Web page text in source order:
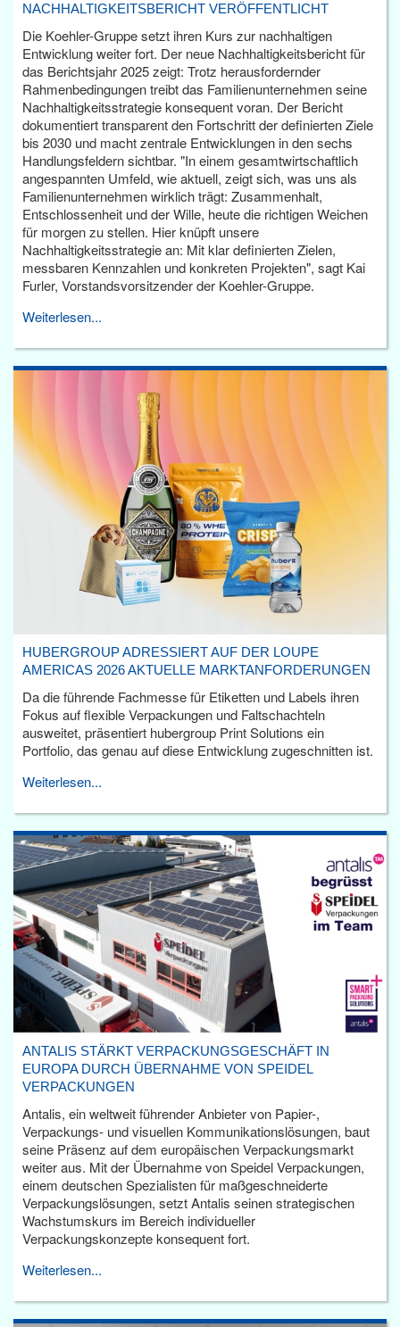
NACHHALTIGKEITSBERICHT VERÖFFENTLICHT
Die Koehler-Gruppe setzt ihren Kurs zur nachhaltigen
Entwicklung weiter fort. Der neue Nachhaltigkeitsbericht für
das Berichtsjahr 2025 zeigt: Trotz herausfordernder
Rahmenbedingungen treibt das Familienunternehmen seine
Nachhaltigkeitsstrategie konsequent voran. Der Bericht
dokumentiert transparent den Fortschritt der definierten Ziele
bis 2030 und macht zentrale Entwicklungen in den sechs
Handlungsfeldern sichtbar. "In einem gesamtwirtschaftlich
angespannten Umfeld, wie aktuell, zeigt sich, was uns als
Familienunternehmen wirklich trägt: Zusammenhalt,
Entschlossenheit und der Wille, heute die richtigen Weichen
für morgen zu stellen. Hier knüpft unsere
Nachhaltigkeitsstrategie an: Mit klar definierten Zielen,
messbaren Kennzahlen und konkreten Projekten", sagt Kai
Furler, Vorstandsvorsitzender der Koehler-Gruppe.
Weiterlesen...
HUBERGROUP ADRESSIERT AUF DER LOUPE
AMERICAS 2026 AKTUELLE MARKTANFORDERUNGEN
Da die führende Fachmesse für Etiketten und Labels ihren
Fokus auf flexible Verpackungen und Faltschachteln
ausweitet, präsentiert hubergroup Print Solutions ein
Portfolio, das genau auf diese Entwicklung zugeschnitten ist.
Weiterlesen...
ANTALIS STÄRKT VERPACKUNGSGESCHÄFT IN
EUROPA DURCH ÜBERNAHME VON SPEIDEL
VERPACKUNGEN
Antalis, ein weltweit führender Anbieter von Papier-,
Verpackungs- und visuellen Kommunikationslösungen, baut
seine Präsenz auf dem europäischen Verpackungsmarkt
weiter aus. Mit der Übernahme von Speidel Verpackungen,
einem deutschen Spezialisten für maßgeschneiderte
Verpackungslösungen, setzt Antalis seinen strategischen
Wachstumskurs im Bereich individueller
Verpackungskonzepte konsequent fort.
Weiterlesen...